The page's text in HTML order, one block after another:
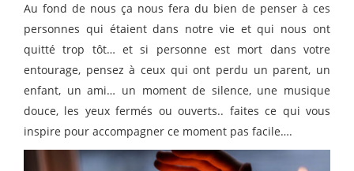
Au fond de nous ça nous fera du bien de penser à ces
personnes qui étaient dans notre vie et qui nous ont
quitté trop tôt… et si personne est mort dans votre
entourage, pensez à ceux qui ont perdu un parent, un
enfant, un ami… un moment de silence, une musique
douce, les yeux fermés ou ouverts.. faites ce qui vous
inspire pour accompagner ce moment pas facile….